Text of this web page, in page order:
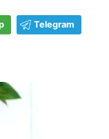
Telegram